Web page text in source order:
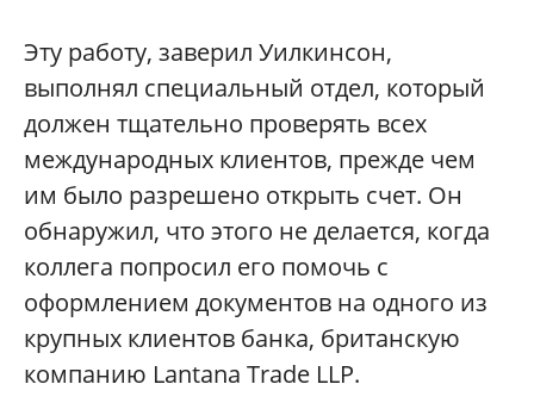
Эту работу, заверил Уилкинсон,
выполнял специальный отдел, который
должен тщательно проверять всех
международных клиентов, прежде чем
им было разрешено открыть счет. Он
обнаружил, что этого не делается, когда
коллега попросил его помочь с
оформлением документов на одного из
крупных клиентов банка, британскую
компанию Lantana Trade LLP.